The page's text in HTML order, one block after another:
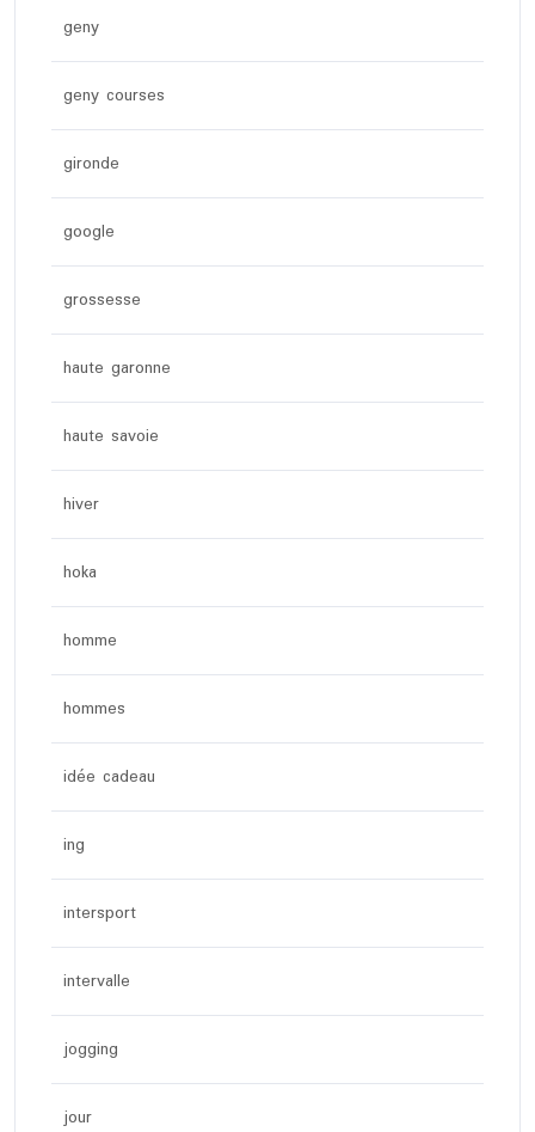
geny
geny courses
gironde
google
grossesse
haute garonne
haute savoie
hiver
hoka
homme
hommes
idée cadeau
ing
intersport
intervalle
jogging
jour